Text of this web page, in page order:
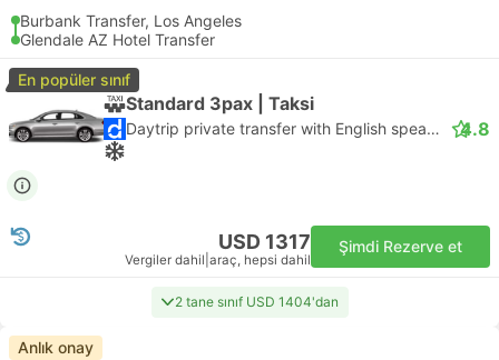
Burbank Transfer, Los Angeles
Glendale AZ Hotel Transfer
En popüler sınıf
Standard 3pax | Taksi
Daytrip private transfer with English speaking driver 4.8
USD 1317
Vergiler dahil araç, hepsi dahil
Şimdi Rezerve et
2 tane sınıf USD 1404'dan
Anlık onay